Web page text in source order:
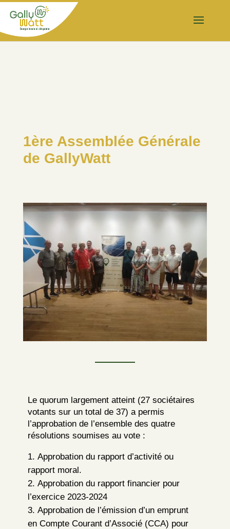
1ère Assemblée Générale
de GallyWatt
Le quorum largement atteint (27 sociétaires
votants sur un total de 37) a permis
l’approbation de l’ensemble des quatre
résolutions soumises au vote :
Approbation du rapport d’activité ou
rapport moral.
Approbation du rapport financier pour
l’exercice 2023-2024
Approbation de l’émission d’un emprunt
en Compte Courant d’Associé (CCA) pour